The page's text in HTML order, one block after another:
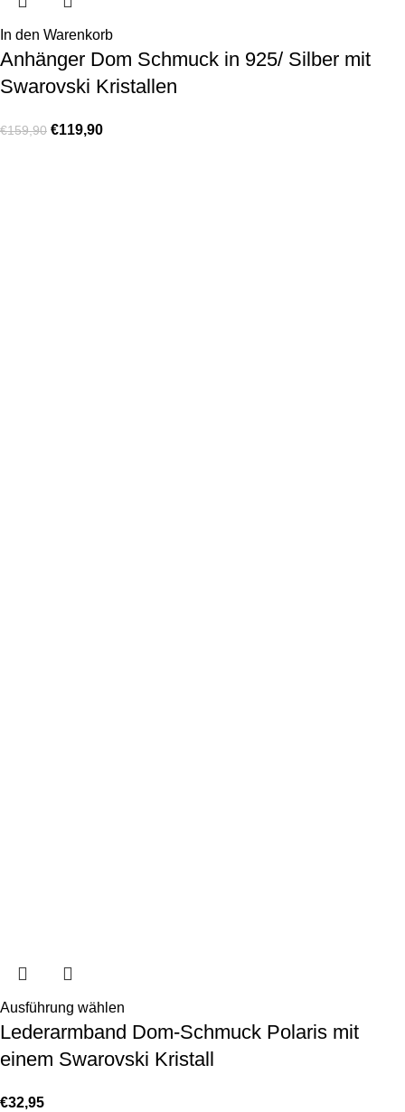
In den Warenkorb
Anhänger Dom Schmuck in 925/ Silber mit
Swarovski Kristallen
€159,90 €119,90
Ausführung wählen
Lederarmband Dom-Schmuck Polaris mit
einem Swarovski Kristall
€32,95